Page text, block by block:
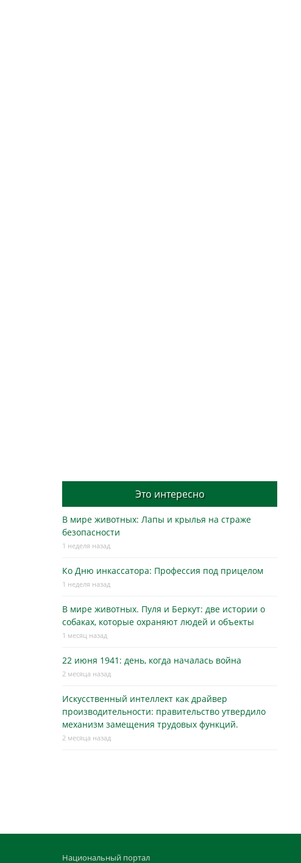
Это интересно
В мире животных: Лапы и крылья на страже
безопасности
1 неделя назад
Ко Дню инкассатора: Профессия под прицелом
1 неделя назад
В мире животных. Пуля и Беркут: две истории о
собаках, которые охраняют людей и объекты
1 месяц назад
22 июня 1941: день, когда началась война
2 месяца назад
Искусственный интеллект как драйвер
производительности: правительство утвердило
механизм замещения трудовых функций.
2 месяца назад
Национальный портал